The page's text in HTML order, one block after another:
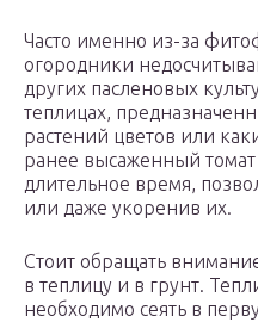
Часто именно из-за
огородники
других пасленовых
теплицах,
растений цветов или
ранее высаженный
длительное время,
или даже укоренив их.
Стоит обращать
в теплицу и в грунт.
необходимо сеять в